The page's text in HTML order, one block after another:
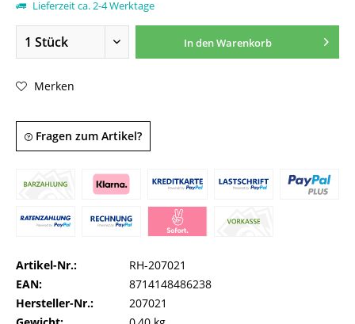
Lieferzeit ca. 2-4 Werktage
In denWarenkorb
Merken
Fragen zum Artikel?
Artikel-Nr.:
RH-207021
EAN:
8714148486238
Hersteller-Nr.:
207021